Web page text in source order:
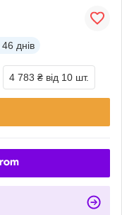
46 днів
4 783 ₴ від 10 шт.